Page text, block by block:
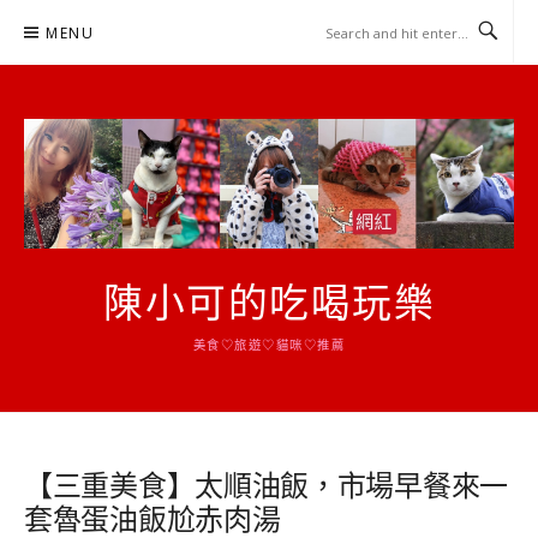
MENU
陳小可的吃喝玩樂
美食♡旅遊♡貓咪♡推薦
【三重美食】太順油飯，市場早餐來一
套魯蛋油飯尬赤肉湯